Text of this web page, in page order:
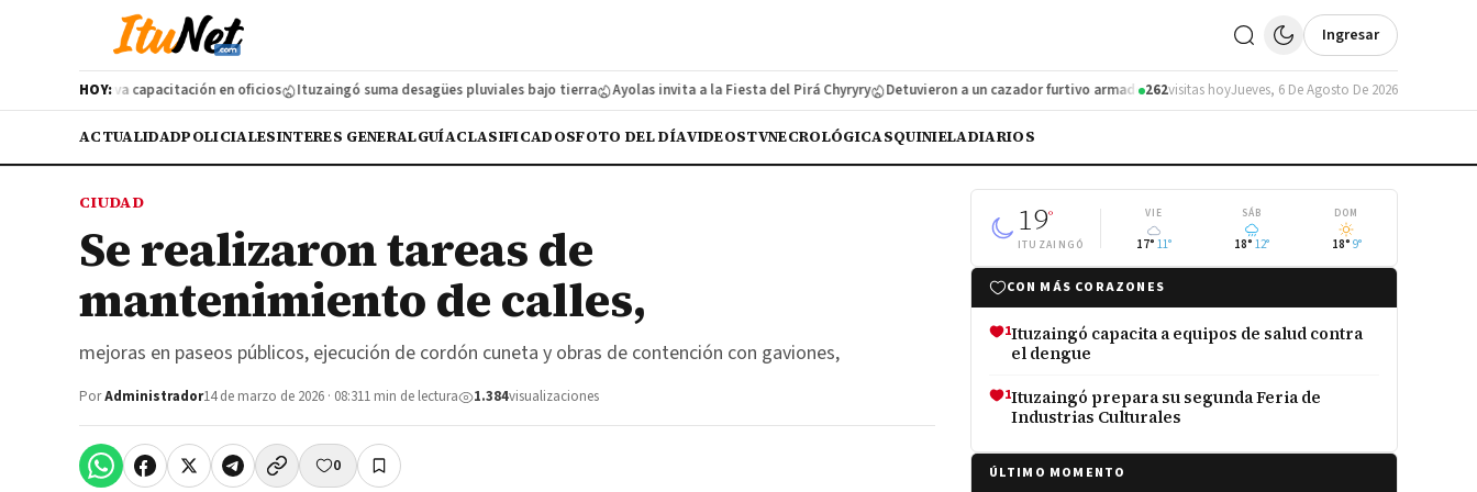
Ingresar
HOY:
una nueva capacitación en oficios Ituzaingó suma desagües pluviales bajo tierra Ayolas invita a la Fiesta del Pirá Chyryry Detuvieron a un cazador furtivo armado en la Ruta 12 Corrientes negocia con Paraguay
262visitas hoyJueves, 6 De Agosto De 2026
ACTUALIDADPOLICIALESINTERES GENERALGUÍACLASIFICADOSFOTO DEL DÍAVIDEOSTVNECROLÓGICASQUINIELADIARIOS
CIUDAD
Se realizaron tareas de
mantenimiento de calles,
mejoras en paseos públicos, ejecución de cordón cuneta y obras de contención con gaviones,
PorAdministrador14 de marzo de 2026 · 08:311 min de lectura 1.384visualizaciones
0
19°
ITUZAINGÓ
VIE
17° 11°
SÁB
18° 12°
DOM
18° 9°
CON MÁS CORAZONES
1Ituzaingó capacita a equipos de salud contra
el dengue
1Ituzaingó prepara su segunda Feria de
Industrias Culturales
ÚLTIMO MOMENTO